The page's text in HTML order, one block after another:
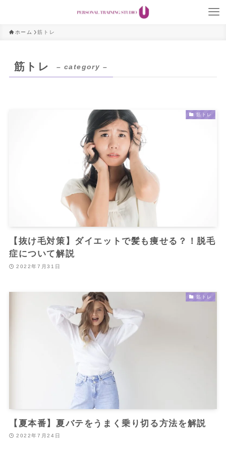
ホーム 筋トレ
筋トレ – category –
筋トレ
【抜け毛対策】ダイエットで髪も痩せる？！脱毛
症について解説
2022年7月31日
筋トレ
【夏本番】夏バテをうまく乗り切る方法を解説
2022年7月24日